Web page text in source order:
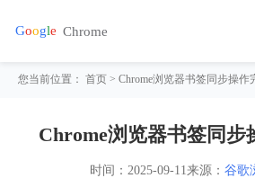
您当前位置：首页 > Chrome浏览器书签同步操作
Chrome浏览器书签同步
时间： 2025-09-11来源： 谷歌